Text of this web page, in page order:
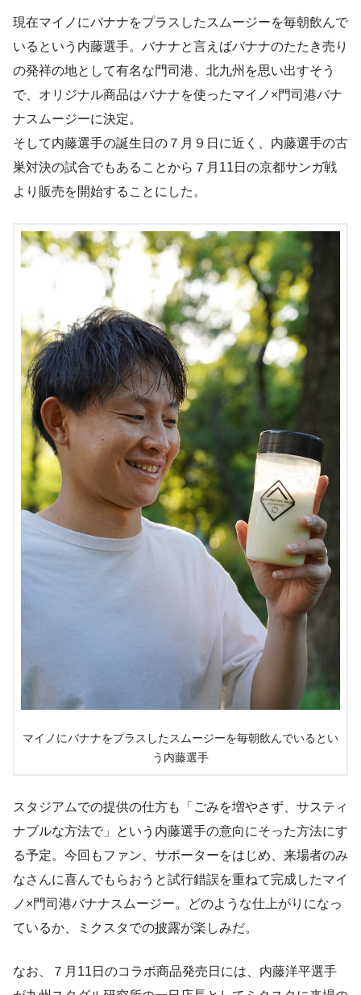
現在マイノにバナナをプラスしたスムージーを毎朝飲んで
いるという内藤選手。バナナと言えばバナナのたたき売り
の発祥の地として有名な門司港、北九州を思い出すそう
で、オリジナル商品はバナナを使ったマイノ×門司港バナ
ナスムージーに決定。
そして内藤選手の誕生日の７月９日に近く、内藤選手の古
巣対決の試合でもあることから７月11日の京都サンガ戦
より販売を開始することにした。
マイノにバナナをプラスしたスムージーを毎朝飲んでいるとい
う内藤選手
スタジアムでの提供の仕方も「ごみを増やさず、サスティ
ナブルな方法で」という内藤選手の意向にそった方法にす
る予定。今回もファン、サポーターをはじめ、来場者のみ
なさんに喜んでもらおうと試行錯誤を重ねて完成したマイ
ノ×門司港バナナスムージー。どのような仕上がりになっ
ているか、ミクスタでの披露が楽しみだ。
なお、７月11日のコラボ商品発売日には、内藤洋平選手